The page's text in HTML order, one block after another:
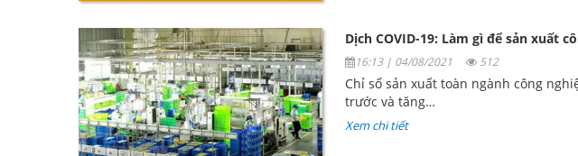
Dịch COVID-19: Làm gì để sản xuất
16:13 | 04/08/2021 512
Chỉ số sản xuất toàn ngành công
trước và tăng…
Xem chi tiết